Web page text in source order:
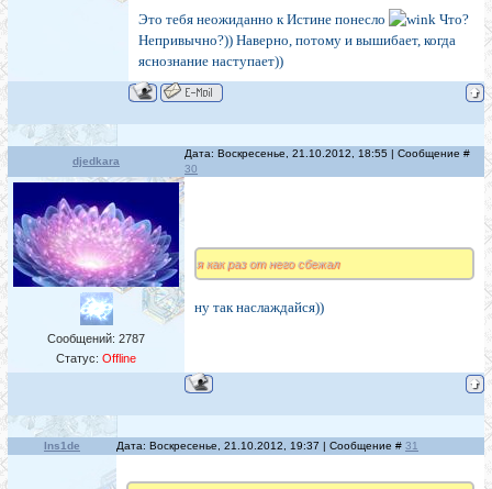
Это тебя неожиданно к Истине понесло
Что?
Непривычно?)) Наверно, потому и вышибает, когда
яснознание наступает))
djedkara
Дата: Воскресенье, 21.10.2012, 18:55 | Сообщение #
30
Сообщений: 2787
Статус: Offline
я как раз от него сбежал
ну так наслаждайся))
Ins1de Дата: Воскресенье, 21.10.2012, 19:37 | Сообщение # 31